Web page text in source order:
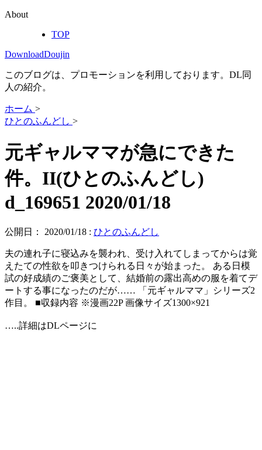
About
TOP
DownloadDoujin
このブログは、プロモーションを利用しております。DL同
人の紹介。
ホーム >
ひとのふんどし >
元ギャルママが急にできた
件。II(ひとのふんどし)
d_169651 2020/01/18
公開日： 2020/01/18 : ひとのふんどし
夫の連れ子に寝込みを襲われ、受け入れてしまってからは覚
えたての性欲を叩きつけられる日々が始まった。 ある日模
試の好成績のご褒美として、結婚前の露出高めの服を着てデ
ートする事になったのだが…… 「元ギャルママ」シリーズ2
作目。 ■収録内容 ※漫画22P 画像サイズ1300×921
…..詳細はDLページに